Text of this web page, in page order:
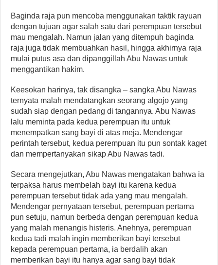
Baginda raja pun mencoba menggunakan taktik rayuan
dengan tujuan agar salah satu dari perempuan tersebut
mau mengalah. Namun jalan yang ditempuh baginda
raja juga tidak membuahkan hasil, hingga akhirnya raja
mulai putus asa dan dipanggillah Abu Nawas untuk
menggantikan hakim.
Keesokan harinya, tak disangka – sangka Abu Nawas
ternyata malah mendatangkan seorang algojo yang
sudah siap dengan pedang di tangannya. Abu Nawas
lalu meminta pada kedua perempuan itu untuk
menempatkan sang bayi di atas meja. Mendengar
perintah tersebut, kedua perempuan itu pun sontak kaget
dan mempertanyakan sikap Abu Nawas tadi.
Secara mengejutkan, Abu Nawas mengatakan bahwa ia
terpaksa harus membelah bayi itu karena kedua
perempuan tersebut tidak ada yang mau mengalah.
Mendengar pernyataan tersebut, perempuan pertama
pun setuju, namun berbeda dengan perempuan kedua
yang malah menangis histeris. Anehnya, perempuan
kedua tadi malah ingin memberikan bayi tersebut
kepada perempuan pertama, ia berdalih akan
memberikan bayi itu hanya agar sang bayi tidak